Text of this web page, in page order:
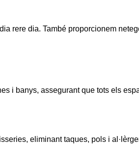
rere dia. També proporcionem
i banys, assegurant que tots els
eliminant taques, pols i